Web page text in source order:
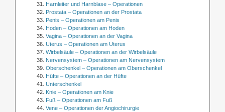
Harnleiter und Harnblase – Operationen
Prostata – Operationen an der Prostata
Penis – Operationen am Penis
Hoden – Operationen am Hoden
Vagina – Operationen an der Vagina
Uterus – Operationen am Uterus
Wirbelsäule – Operationen an der Wirbelsäule
Nervensystem – Operationen am Nervensystem
Oberschenkel – Operationen am Oberschenkel
Hüfte – Operationen an der Hüfte
Unterschenkel
Knie – Operationen am Knie
Fuß – Operationen am Fuß
Vene – Operationen der Angiochirurgie